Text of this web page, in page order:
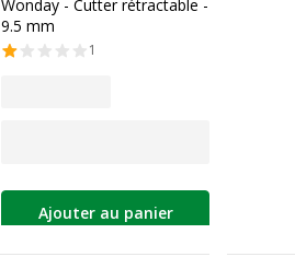
Wonday - Cutter rétractable -
9.5 mm
1
Ajouter au panier